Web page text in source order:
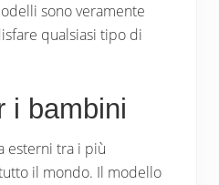
sono veramente
qualsiasi tipo di
i bambini
esterni tra i più
il mondo. Il modello